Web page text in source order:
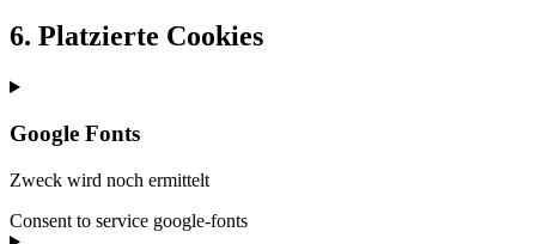
6. Platzierte Cookies
Google Fonts
Zweck wird noch ermittelt
Consent to service google-fonts